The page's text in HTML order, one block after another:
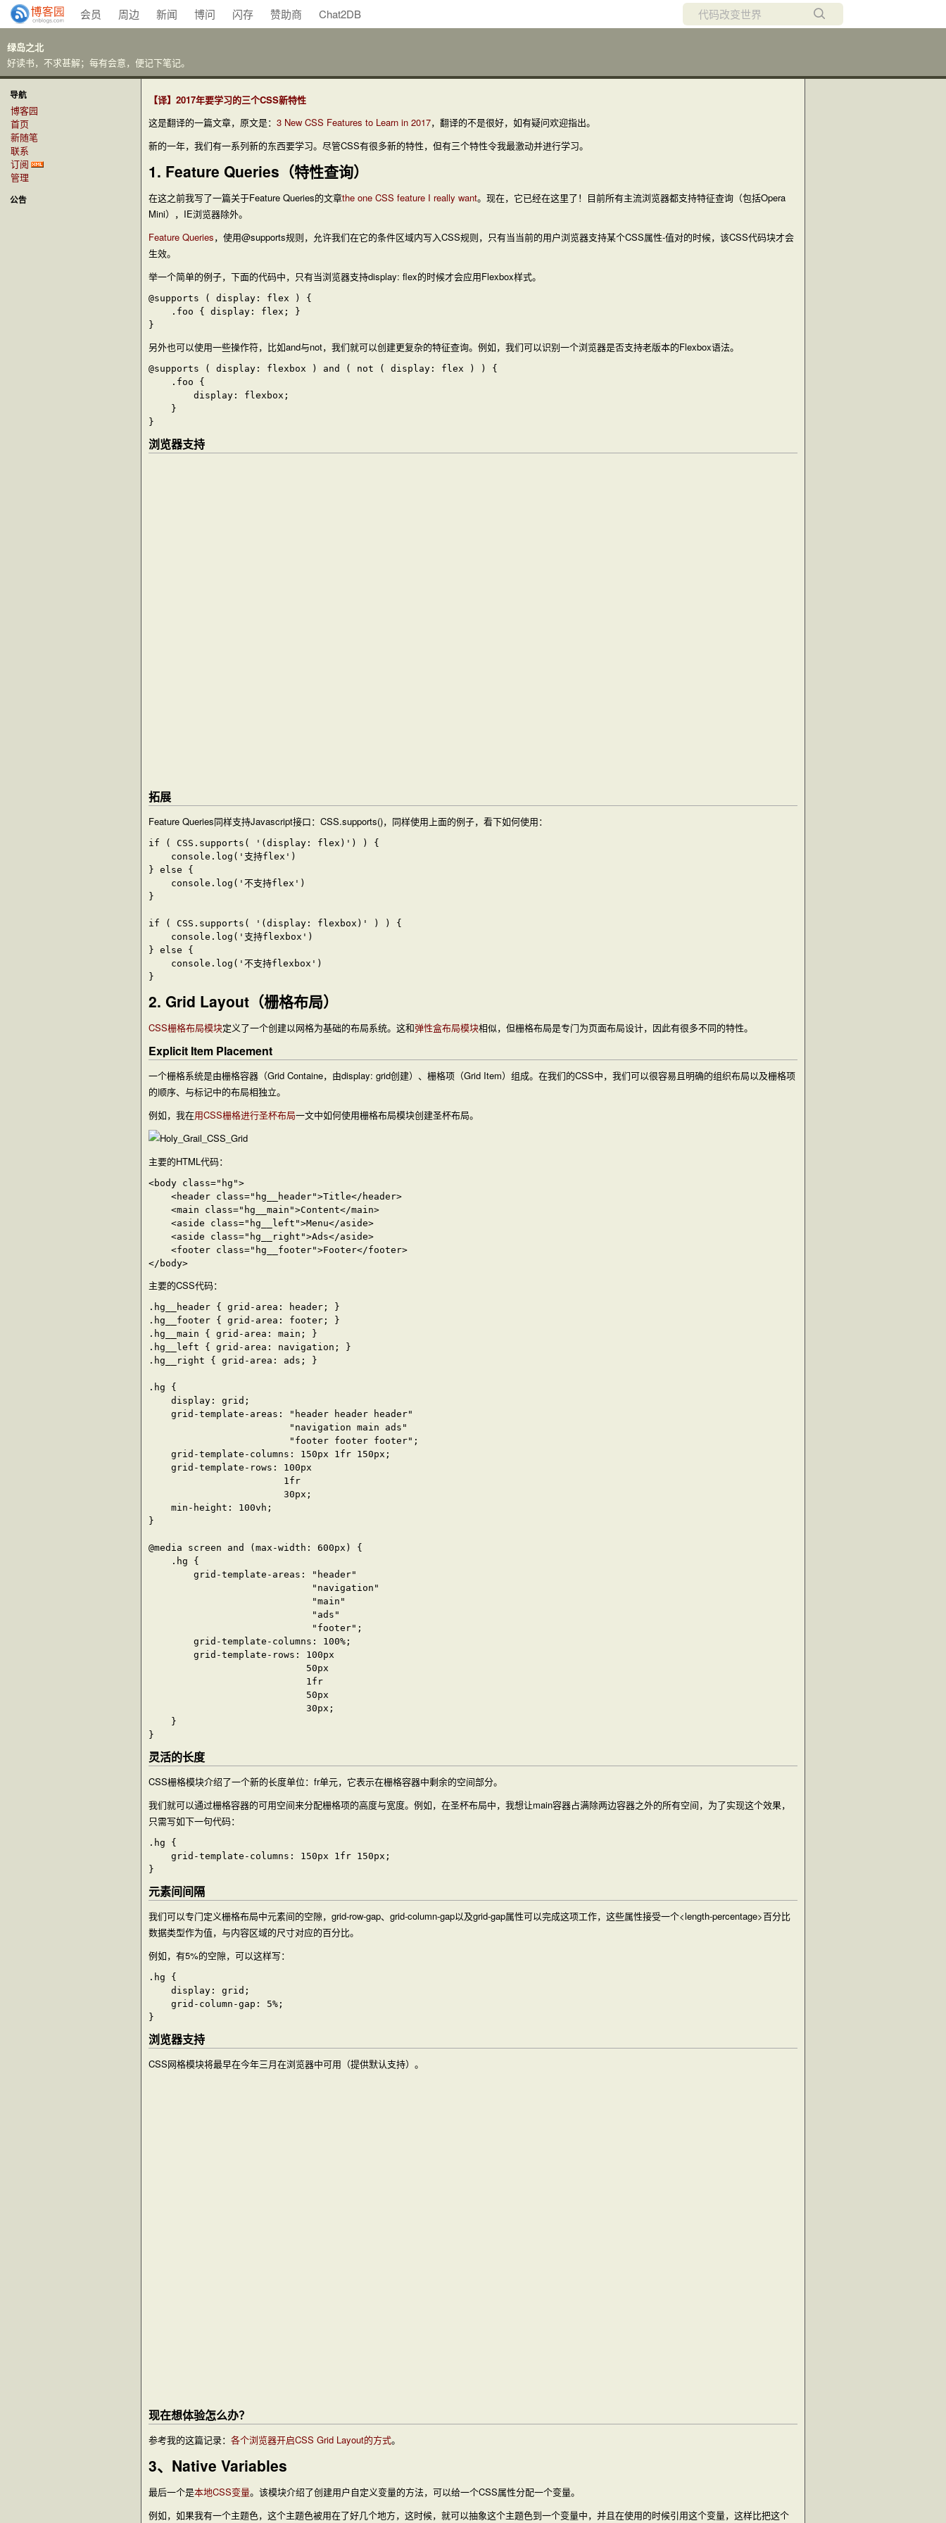
会员 周边 新闻 博问 闪存 赞助商 Chat2DB
绿岛之北
好读书，不求甚解；每有会意，便记下笔记。
导航
博客园
首页
新随笔
联系
订阅
管理
公告
【译】2017年要学习的三个CSS新特性
这是翻译的一篇文章，原文是： 3 New CSS Features to Learn in 2017，翻译的不是很好，如有疑问欢迎指出。
新的一年，我们有一系列新的东西要学习。尽管CSS有很多新的特性，但有三个特性令我最激动并进行学习。
1. Feature Queries（特性查询）
在这之前我写了一篇关于Feature Queries的文章the one CSS feature I really want。现在，它已经在这里了！目前所有主流浏览器都支持特征查询（包括Opera
Mini），IE浏览器除外。
Feature Queries，使用@supports规则，允许我们在它的条件区域内写入CSS规则，只有当当前的用户浏览器支持某个CSS属性-值对的时候，该CSS代码块才会
生效。
举一个简单的例子，下面的代码中，只有当浏览器支持display: flex的时候才会应用Flexbox样式。
@supports ( display: flex ) {
另外也可以使用一些操作符，比如and与not，我们就可以创建更复杂的特征查询。例如，我们可以识别一个浏览器是否支持老版本的Flexbox语法。
@supports ( display: flexbox ) and ( not ( display: flex ) ) {
浏览器支持
拓展
Feature Queries同样支持Javascript接口： CSS.supports()，同样使用上面的例子，看下如何使用：
if ( CSS.supports( '(display: flex)') ) {
} else {
}
if ( CSS.supports( '(display: flexbox)' ) ) {
} else {
2. Grid Layout（栅格布局）
CSS栅格布局模块定义了一个创建以网格为基础的布局系统。这和弹性盒布局模块相似，但栅格布局是专门为页面布局设计，因此有很多不同的特性。
Explicit Item Placement
一个栅格系统是由栅格容器（Grid Containe，由display: grid创建）、栅格项（Grid Item）组成。在我们的CSS中，我们可以很容易且明确的组织布局以及栅格项
的顺序、与标记中的布局相独立。
例如，我在用CSS栅格进行圣杯布局一文中如何使用栅格布局模块创建圣杯布局。
主要的HTML代码：
<body class="hg">
主要的CSS代码：
.hg__header { grid-area: header; }
.hg__footer { grid-area: footer; }
.hg__main { grid-area: main; }
.hg__left { grid-area: navigation; }
.hg__right { grid-area: ads; }
.hg {
    display: grid;
    grid-template-areas: "header header header"
                         "navigation main ads"
                         "footer footer footer";
    grid-template-columns: 150px 1fr 150px;
    grid-template-rows: 100px
                        1fr
                        30px;
    min-height: 100vh;
}
@media screen and (max-width: 600px) {
    .hg {
        grid-template-areas: "header"
                             "navigation"
                             "main"
                             "ads"
                             "footer";
        grid-template-columns: 100%;
        grid-template-rows: 100px
                            50px
                            1fr
                            50px
                            30px;
    }
灵活的长度
CSS栅格模块介绍了一个新的长度单位： fr单元，它表示在栅格容器中剩余的空间部分。
我们就可以通过栅格容器的可用空间来分配栅格项的高度与宽度。例如，在圣杯布局中，我想让main容器占满除两边容器之外的所有空间，为了实现这个效果，
只需写如下一句代码：
.hg {
    grid-template-columns: 150px 1fr 150px;
元素间间隔
我们可以专门定义栅格布局中元素间的空隙， grid-row-gap、 grid-column-gap以及grid-gap属性可以完成这项工作，这些属性接受一个<length-percentage>百分比
数据类型作为值，与内容区域的尺寸对应的百分比。
例如，有5%的空隙，可以这样写：
.hg {
    display: grid;
    grid-column-gap: 5%;
浏览器支持
CSS网格模块将最早在今年三月在浏览器中可用（提供默认支持）。
现在想体验怎么办？
参考我的这篇记录： 各个浏览器开启CSS Grid Layout的方式。
3、Native Variables
最后一个是本地CSS变量。该模块介绍了创建用户自定义变量的方法，可以给一个CSS属性分配一个变量。
例如，如果我有一个主题色，这个主题色被用在了好几个地方，这时候，就可以抽象这个主题色到一个变量中，并且在使用的时候引用这个变量，这样比把这个